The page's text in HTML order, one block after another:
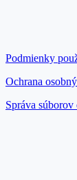
Podmienky
Ochrana
Správa